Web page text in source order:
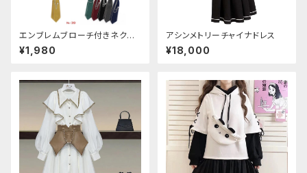
エンブレムブローチ付きネクタ
イ(イエロー)
¥1,980
アシンメトリーチャイナドレス
¥18,000